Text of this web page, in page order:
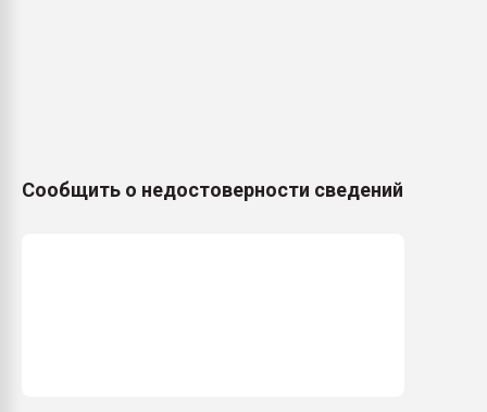
Сообщить о недостоверности сведений